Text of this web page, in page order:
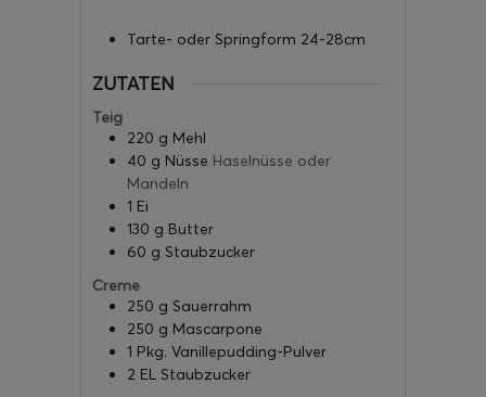
Tarte- oder Springform 24-28cm
ZUTATEN
Teig
220 g Mehl
40 g Nüsse Haselnüsse oder
Mandeln
1 Ei
130 g Butter
60 g Staubzucker
Creme
250 g Sauerrahm
250 g Mascarpone
1 Pkg. Vanillepudding-Pulver
2 EL Staubzucker